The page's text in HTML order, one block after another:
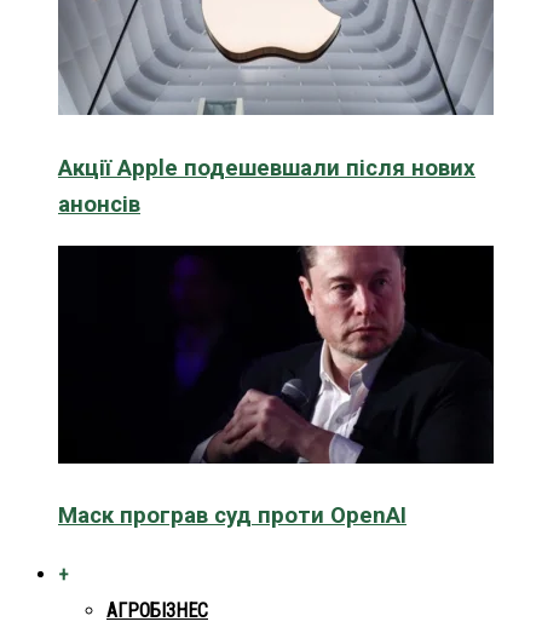
Акції Apple подешевшали після нових
анонсів
Маск програв суд проти OpenAI
+
АГРОБІЗНЕС